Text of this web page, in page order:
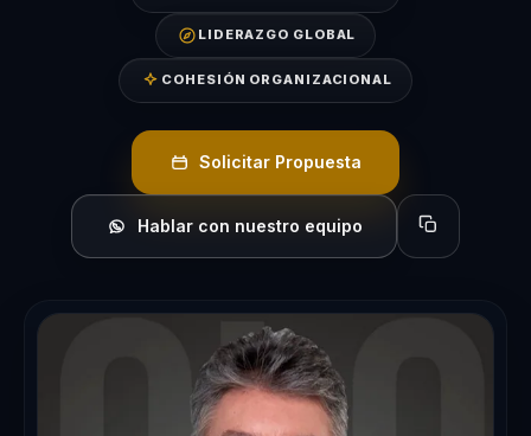
LIDERAZGO GLOBAL
COHESIÓN ORGANIZACIONAL
Solicitar Propuesta
Hablar con nuestro equipo Copiar perfil